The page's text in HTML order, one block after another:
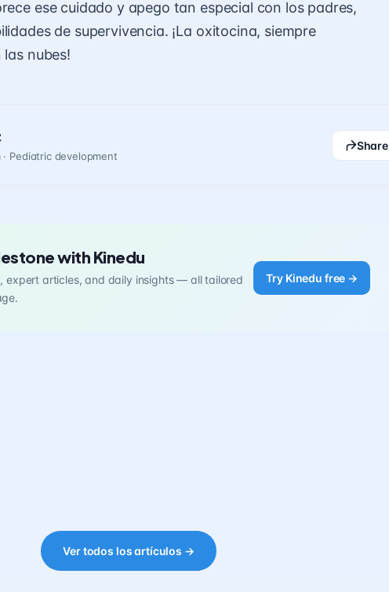
ese cuidado y apego tan especial con los padres,
de supervivencia. ¡La oxitocina, siempre
nubes!
Pediatric development
Share
with Kinedu
expert articles, and daily insights — all tailored
Try Kinedu free →
Ver todos los artículos →